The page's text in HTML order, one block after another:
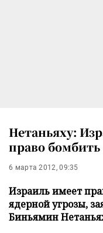
Нетаньяху:
право
6 марта 2012, 09:35
Израиль имеет
ядерной угрозы,
Биньямин